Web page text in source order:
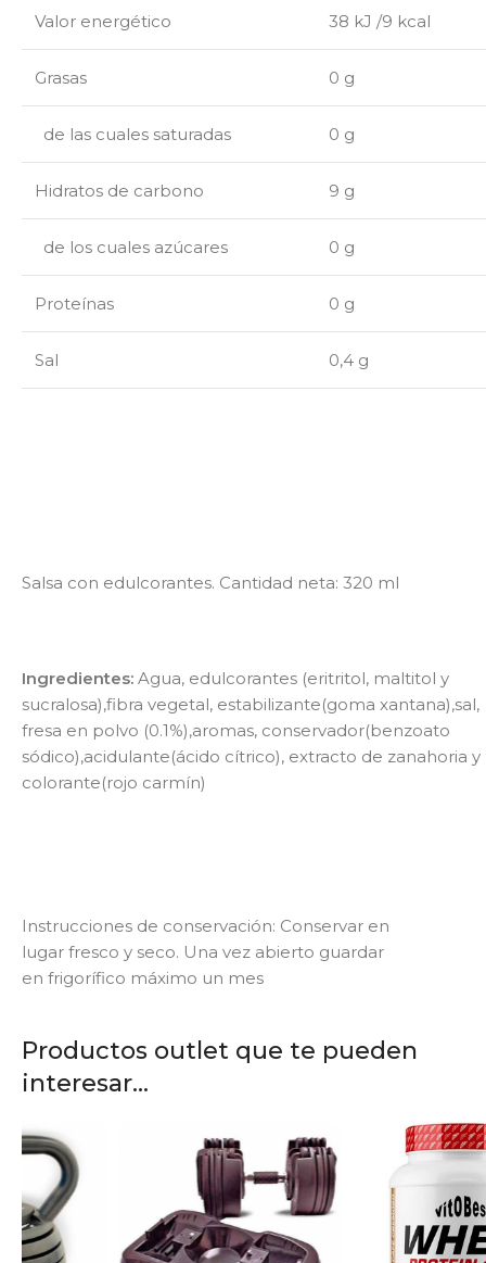
Valor energético 38 kJ /9 kcal
Grasas 0 g
de las cuales saturadas 0 g
Hidratos de carbono 9 g
de los cuales azúcares 0 g
Proteínas 0 g
Sal 0,4 g
Salsa con edulcorantes. Cantidad neta: 320 ml
Ingredientes: Agua, edulcorantes (eritritol, maltitol y
sucralosa),fibra vegetal, estabilizante(goma xantana),sal,
fresa en polvo (0.1%),aromas, conservador(benzoato
sódico),acidulante(ácido cítrico), extracto de zanahoria y
colorante(rojo carmín)
Instrucciones de conservación: Conservar en
lugar fresco y seco. Una vez abierto guardar
en frigorífico máximo un mes
Productos outlet que te pueden
interesar...